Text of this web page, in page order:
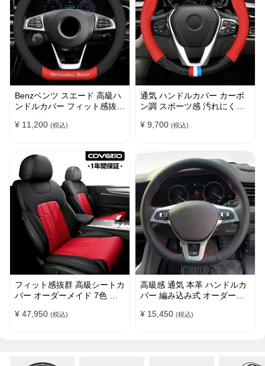
Benzベンツ スエード 高級ハ
ンドルカバー フィット感抜群
38CM
¥ 11,200 (税込)
通気 ハンドルカバー カーボ
ン調 スポーツ感 汚れにくい
け簡単 38CM
¥ 9,700 (税込)
フィット感抜群 高級シートカ
バー オーダーメイド 7色 防
ト
¥ 47,950 (税込)
高級感 通気 本革 ハンドルカ
バー 編み込み式 オーダーメ
プ
¥ 15,450 (税込)